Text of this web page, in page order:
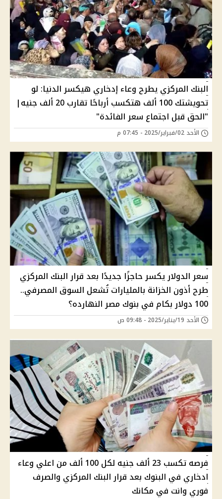
البنك المركزي يطرح وعاء إدخاري هيكسر الدنيا: لو
تحويشتك 100 ألف هتكسب أرباحًا تقارب 20 ألف جنيه|
"الحق قبل اجتماع سعر الفائدة"
الأحد 02/فبراير/2025 - 07:45 م
سعر الدولار يكسر حاجزًا جديدًا بعد قرار البنك المركزي
طرح أذون الخزانة بالمليارات تُشعل السوق المصرفي..
100 دولار بكام في بنوك مصر النهارده؟
الأحد 19/يناير/2025 - 09:48 ص
فرصه تكسب 23 ألف جنيه لكل 100 ألف من اعلي وعاء
ادخاري في البنوك بعد قرار البنك المركزي والصرف
فوري وانت في مكانك